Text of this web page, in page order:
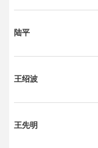
陆平
王绍波
王先明